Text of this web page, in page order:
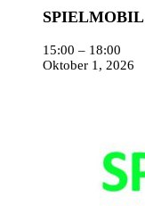
SPIELMOBIL
15:00 – 18:00
Oktober 1, 2026